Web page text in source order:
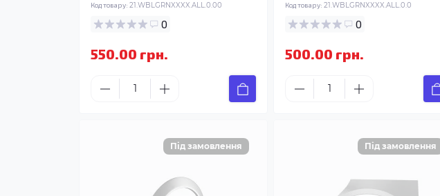
Код товару: 21.WBLGRNXXXX.ALL.0.00
0
550.00 грн.
Код товару: 21.WBLGRNXXXX.ALL.0.0
0
500.00 грн.